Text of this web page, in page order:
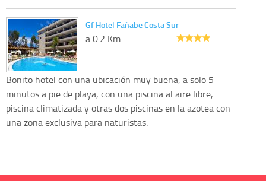
Gf Hotel Fañabe Costa Sur
a 0.2 Km
Bonito hotel con una ubicación muy buena, a solo 5
minutos a pie de playa, con una piscina al aire libre,
piscina climatizada y otras dos piscinas en la azotea con
una zona exclusiva para naturistas.